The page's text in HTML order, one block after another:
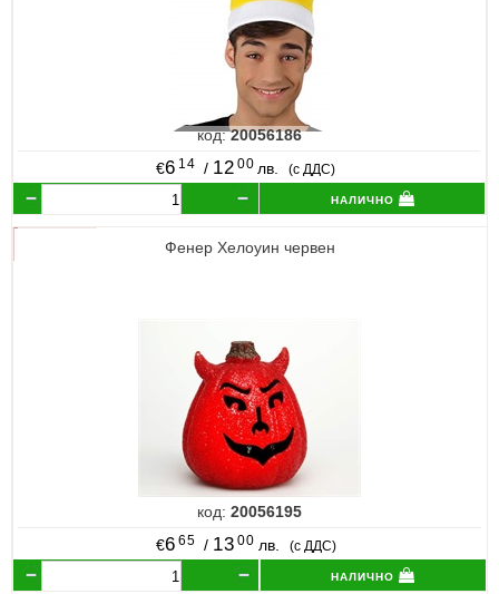
код:20056186
€6 14 / 12 00 лв. (с ДДС)
налично
Фенер Хелоуин червен
код: 20056195
€6 65 / 13 00 лв. (с ДДС)
налично